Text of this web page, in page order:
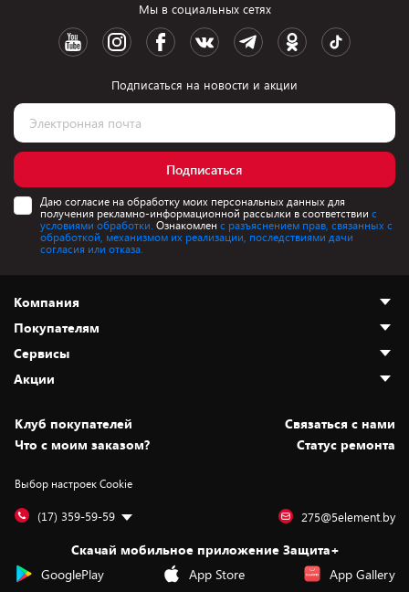
Мы в социальных сетях
Подписаться на новости и акции
Подписаться
Даю согласие на обработку моих персональных данных для
получения рекламно-информационной рассылки в соответствии с
условиями обработки. Ознакомлен с разъяснением прав, связанных с
обработкой, механизмом их реализации, последствиями дачи
согласия или отказа.
Компания
О нас
Адреса магазинов
Новости
Статьи и обзоры
Вакансии
Дай пять добру!
Покупателям
Как сделать заказ
Оплата и доставка
Безналичный расчёт
Обмен и возврат товара
Обработка персональных данных
Подарочные карты
Сервисы
Установка техники
Для игровых консолей
Для мобильных устройств
Для компьютеров
Сервисные центры
Акции
Скидки и промокоды
Белорусские товары
Бонусы
Оплата частями
Новинки
Клуб покупателей
Cвязаться с нами
Что с моим заказом?
Статус ремонта
Выбор настроек Cookie
(17) 359-59-59 275@5element.by
Скачай мобильное приложение Защита+
GooglePlay
App Store App Gallery